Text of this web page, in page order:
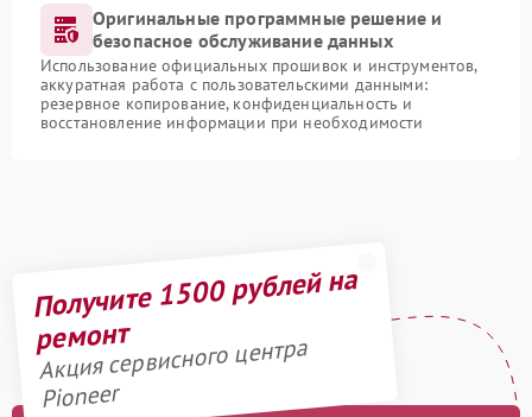
Оригинальные программные решение и
безопасное обслуживание данных
Использование официальных прошивок и инструментов,
аккуратная работа с пользовательскими данными:
резервное копирование, конфиденциальность и
восстановление информации при необходимости
Получите 1500 рублей на
ремонт
Акция сервисного центра
Pioneer